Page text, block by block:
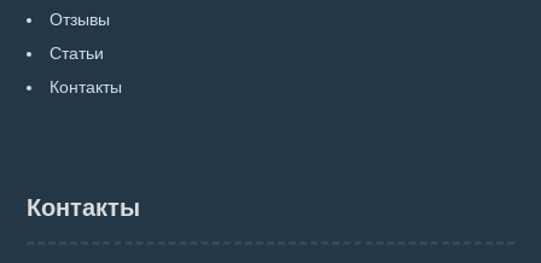
Отзывы
Статьи
Контакты
Контакты